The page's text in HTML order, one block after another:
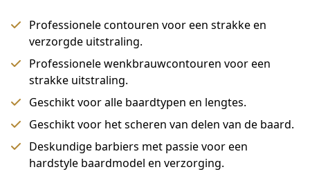
Professionele contouren voor een strakke en
verzorgde uitstraling.
Professionele wenkbrauwcontouren voor een
strakke uitstraling.
Geschikt voor alle baardtypen en lengtes.
Geschikt voor het scheren van delen van de baard.
Deskundige barbiers met passie voor een
hardstyle baardmodel en verzorging.